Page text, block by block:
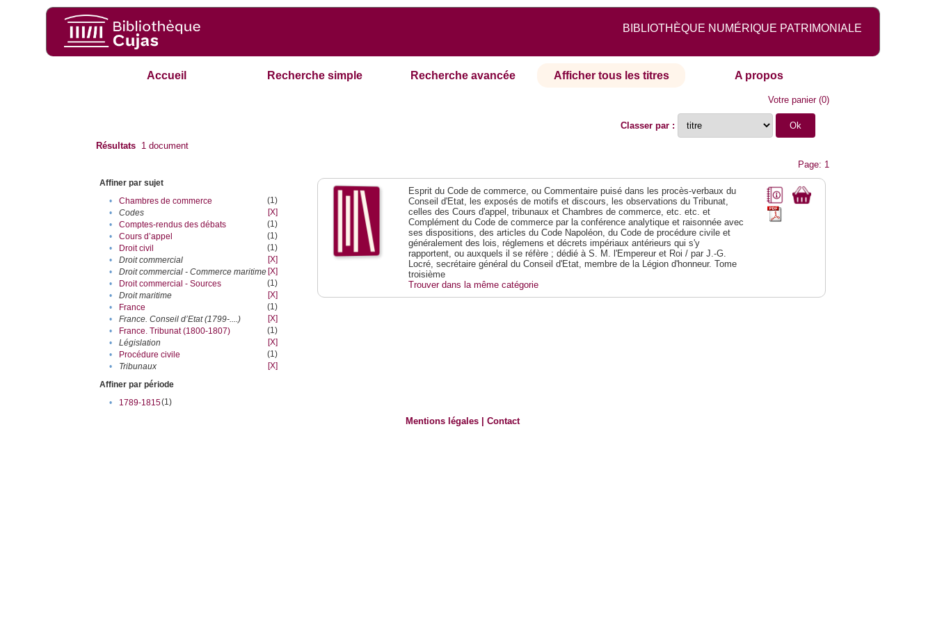
BIBLIOTHÈQUE NUMÉRIQUE PATRIMONIALE
Accueil Recherche simple Recherche avancée Afficher tous les titres A propos
Votre panier(0)
Classer par :
Résultats 1 document
Page: 1
Affiner par sujet
•
Chambres de commerce
(1)
•
Codes
[X]
•
Comptes-rendus des débats
(1)
•
Cours d’appel
(1)
•
Droit civil
(1)
•
Droit commercial
[X]
•
Droit commercial - Commerce maritime [X]
•
Droit commercial - Sources
(1)
•
Droit maritime
[X]
•
France
(1)
•
France. Conseil d’Etat (1799-....)
[X]
•
France. Tribunat (1800-1807)
(1)
•
Législation
[X]
•
Procédure civile
(1)
•
Tribunaux
[X]
Affiner par période
•
1789-1815(1)
Esprit du Code de commerce, ou Commentaire puisé dans les procès-verbaux du
Conseil d'Etat, les exposés de motifs et discours, les observations du Tribunat,
celles des Cours d'appel, tribunaux et Chambres de commerce, etc. etc. et
Complément du Code de commerce par la conférence analytique et raisonnée avec
ses dispositions, des articles du Code Napoléon, du Code de procédure civile et
généralement des lois, réglemens et décrets impériaux antérieurs qui s'y
rapportent, ou auxquels il se réfère ; dédié à S. M. l'Empereur et Roi / par J.-G.
Locré, secrétaire général du Conseil d'Etat, membre de la Légion d'honneur. Tome
troisième
Trouver dans la même catégorie
Mentions légales |Contact